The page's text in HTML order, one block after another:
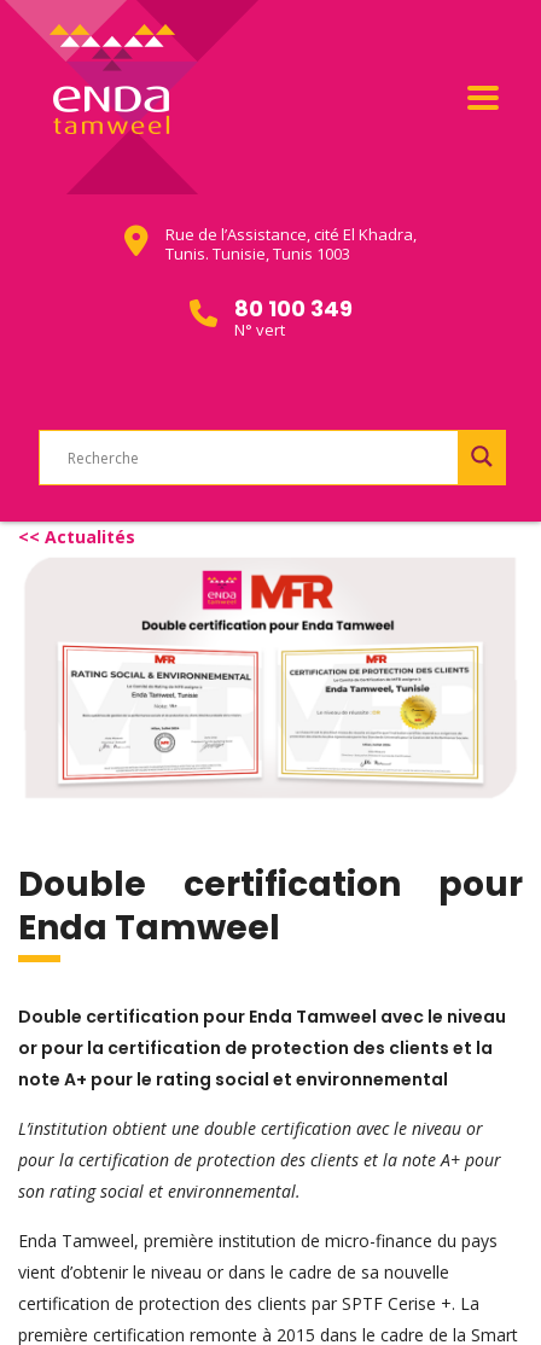
Rue de l’Assistance, cité El Khadra,
Tunis. Tunisie, Tunis 1003
80 100 349
N° vert
<< Actualités
Double certification pour
Enda Tamweel
Double certification pour Enda Tamweel avec le niveau
or pour la certification de protection des clients et la
note A+ pour le rating social et environnemental
L’institution obtient une double certification avec le niveau or
pour la certification de protection des clients et la note A+ pour
son rating social et environnemental.
Enda Tamweel, première institution de micro-finance du pays
vient d’obtenir le niveau or dans le cadre de sa nouvelle
certification de protection des clients par SPTF Cerise +. La
première certification remonte à 2015 dans le cadre de la Smart